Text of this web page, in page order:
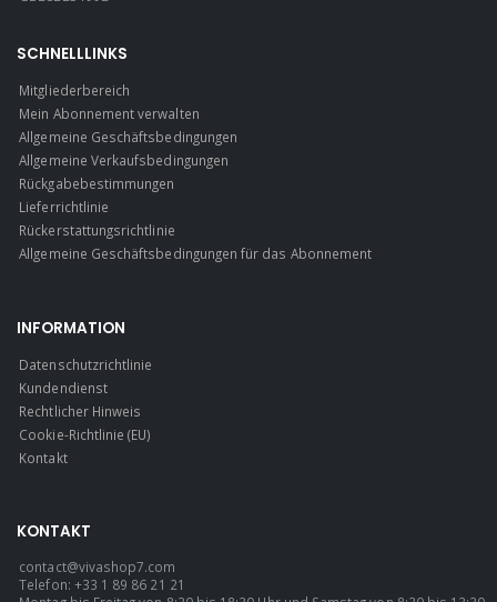
SCHNELLLINKS
Mitgliederbereich
Mein Abonnement verwalten
Allgemeine Geschäftsbedingungen
Allgemeine Verkaufsbedingungen
Rückgabebestimmungen
Lieferrichtlinie
Rückerstattungsrichtlinie
Allgemeine Geschäftsbedingungen für das Abonnement
INFORMATION
Datenschutzrichtlinie
Kundendienst
Rechtlicher Hinweis
Cookie-Richtlinie (EU)
Kontakt
KONTAKT
contact@vivashop7.com
Telefon: +33 1 89 86 21 21